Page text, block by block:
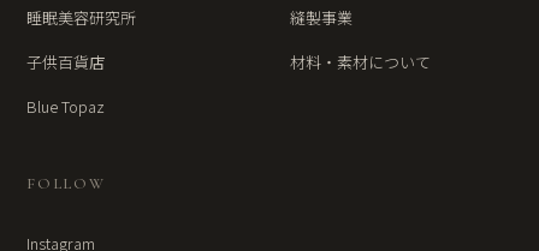
睡眠美容研究所
子供百貨店
Blue Topaz
縫製事業
材料・素材について
FOLLOW
Instagram